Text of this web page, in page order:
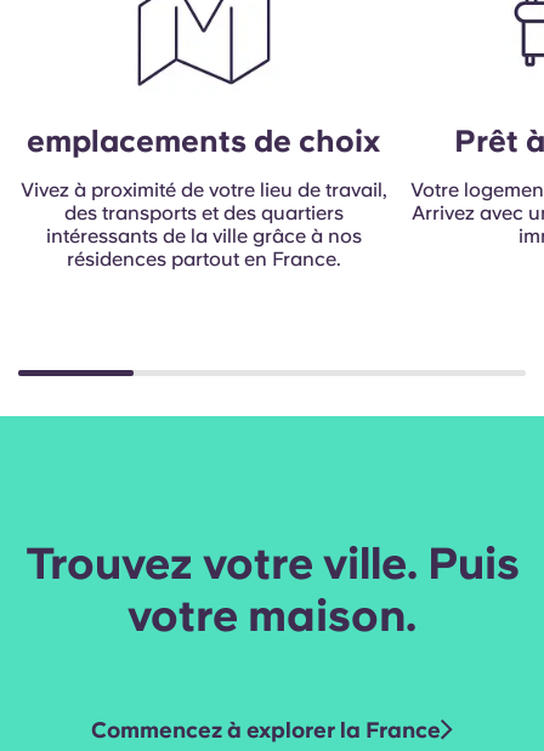
emplacements de choix
Vivez à proximité de votre lieu de travail,
des transports et des quartiers
intéressants de la ville grâce à nos
résidences partout en France.
Prêt
Votre
Arrivez avec
Trouvez votre ville. Puis
votre maison.
Commencez à explorer la France